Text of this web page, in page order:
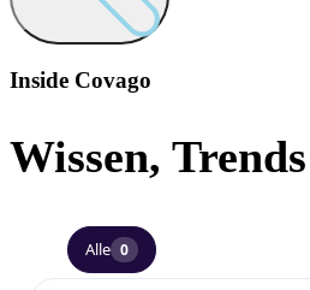
Inside Covago
Wissen,
Alle 0